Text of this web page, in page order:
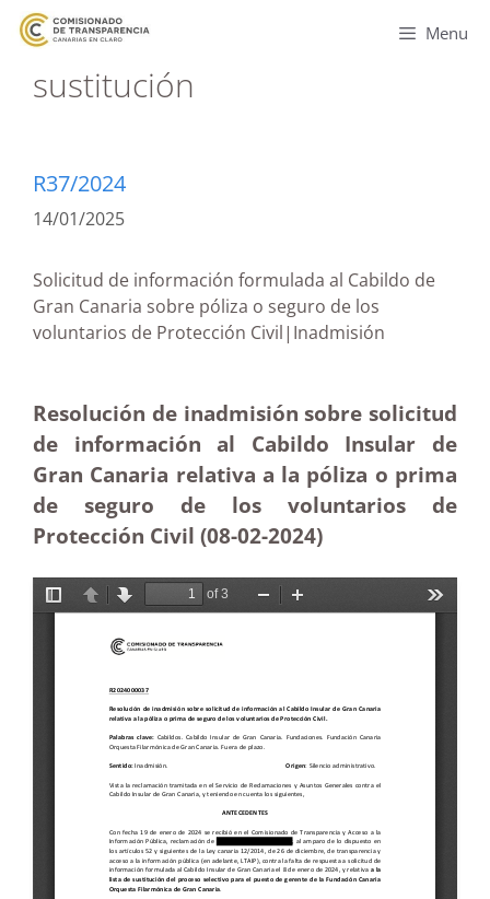
Menu
sustitución
R37/2024
14/01/2025
Solicitud de información formulada al Cabildo de
Gran Canaria sobre póliza o seguro de los
voluntarios de Protección Civil|Inadmisión
Resolución de inadmisión sobre solicitud
de información al Cabildo Insular de
Gran Canaria relativa a la póliza o prima
de seguro de los voluntarios de
Protección Civil (08-02-2024)